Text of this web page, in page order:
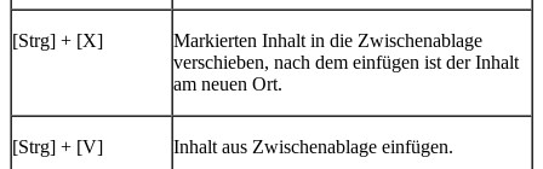
[Strg] + [X]
Markierten Inhalt in die Zwischenablage
verschieben, nach dem einfügen ist der Inhalt
am neuen Ort.
[Strg] + [V] Inhalt aus Zwischenablage einfügen.